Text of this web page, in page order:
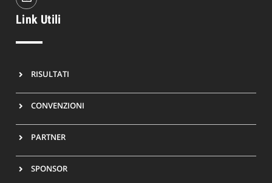
Link Utili
RISULTATI
CONVENZIONI
PARTNER
SPONSOR